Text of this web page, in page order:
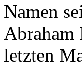
Namen
Abraham
letzten